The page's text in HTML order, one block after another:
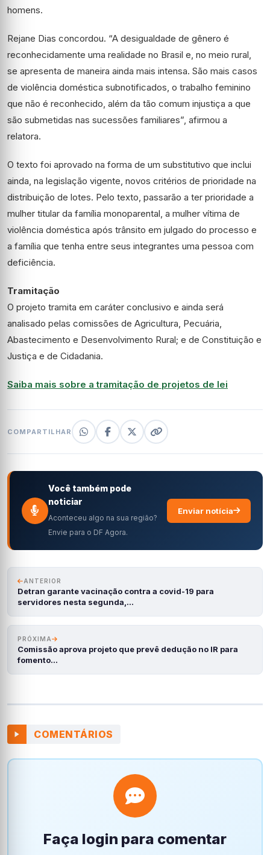
homens.
Rejane Dias concordou. “A desigualdade de gênero é
reconhecidamente uma realidade no Brasil e, no meio rural,
se apresenta de maneira ainda mais intensa. São mais casos
de violência doméstica subnotificados, o trabalho feminino
que não é reconhecido, além da tão comum injustiça a que
são submetidas nas sucessões familiares”, afirmou a
relatora.
O texto foi aprovado na forma de um substitutivo que inclui
ainda, na legislação vigente, novos critérios de prioridade na
distribuição de lotes. Pelo texto, passarão a ter prioridade a
mulher titular da família monoparental, a mulher vítima de
violência doméstica após trânsito em julgado do processo e
a família que tenha entre seus integrantes uma pessoa com
deficiência.
Tramitação
O projeto tramita em caráter conclusivo e ainda será
analisado pelas comissões de Agricultura, Pecuária,
Abastecimento e Desenvolvimento Rural; e de Constituição e
Justiça e de Cidadania.
Saiba mais sobre a tramitação de projetos de lei
COMPARTILHAR
Você também pode
noticiar
Aconteceu algo na sua região?
Envie para o DF Agora.
Enviar notícia
ANTERIOR
Detran garante vacinação contra a covid-19 para
servidores nesta segunda,…
PRÓXIMA
Comissão aprova projeto que prevê dedução no IR para
fomento…
COMENTÁRIOS
Faça login para comentar